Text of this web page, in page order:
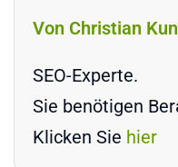
Von Christian
SEO-Experte.
Sie benötigen
Klicken Sie hier